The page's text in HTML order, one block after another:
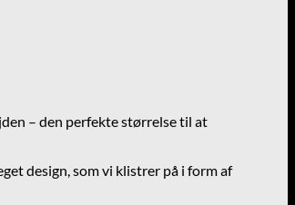
– den perfekte størrelse til at
design, som vi klistrer på i form af